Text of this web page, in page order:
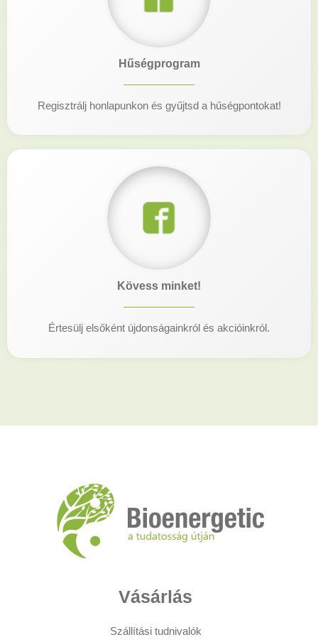
Hűségprogram
Regisztrálj honlapunkon és gyűjtsd a hűségpontokat!
Kövess minket!
Értesülj elsőként újdonságainkról és akcióinkról.
Vásárlás
Szállítási tudnivalók